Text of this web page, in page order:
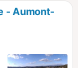
- Aumont-